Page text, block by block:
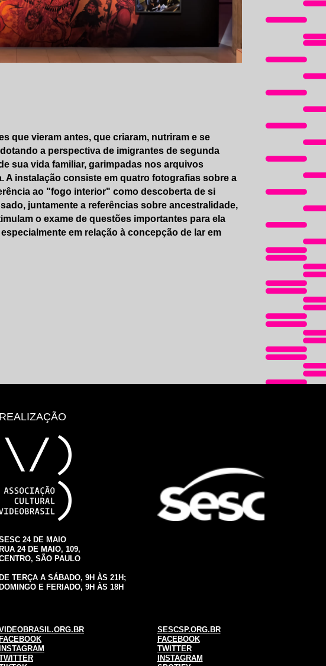
que vieram antes, que criaram, nutriram e se
a perspectiva de imigrantes de segunda
sua vida familiar, garimpadas nos arquivos
A instalação consiste em quatro fotografias sobre a
ao "fogo interior" como descoberta de si
juntamente a referências sobre ancestralidade,
o exame de questões importantes para ela
em relação à concepção de lar em
REALIZAÇÃO
24 DE MAIO
RUA 24 DE MAIO, 109,
SÃO PAULO
DE TERÇA A SÁBADO, 9H ÀS 21H;
DOMINGO E FERIADO, 9H ÀS 18H
FACEBOOK
INSTAGRAM
SESCSP.ORG.BR
FACEBOOK
TWITTER
INSTAGRAM